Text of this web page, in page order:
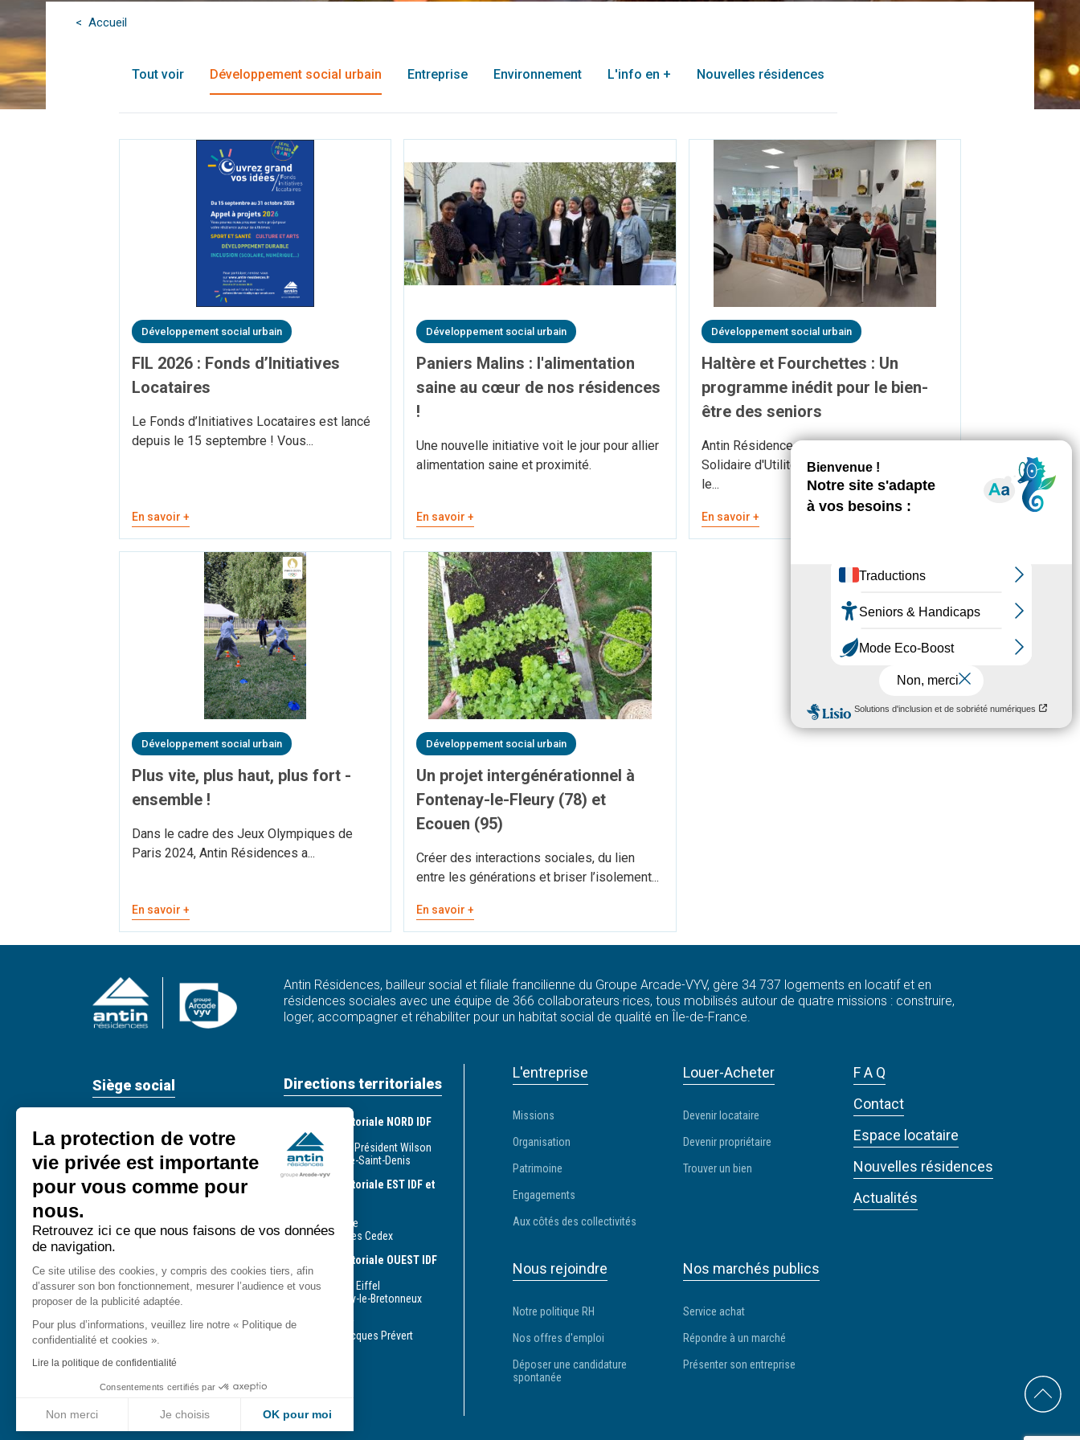
< Accueil
Tout voir Développement social urbain Entreprise Environnement L'info en + Nouvelles résidences
Développement social urbain
FIL 2026 : Fonds d’Initiatives
Locataires
Le Fonds d’Initiatives Locataires est lancé
depuis le 15 septembre ! Vous...
En savoir +
Développement social urbain
Paniers Malins : l'alimentation
saine au cœur de nos résidences
!
Une nouvelle initiative voit le jour pour allier
alimentation saine et proximité.
En savoir +
Développement social urbain
Haltère et Fourchettes : Un
programme inédit pour le bien-
être des seniors
Antin Résidences s’associe à l'Entreprise
Solidaire d'Utilité Sociale, Eté Indien, dans
le...
En savoir +
Développement social urbain
Plus vite, plus haut, plus fort -
ensemble !
Dans le cadre des Jeux Olympiques de
Paris 2024, Antin Résidences a...
En savoir +
Développement social urbain
Un projet intergénérationnel à
Fontenay-le-Fleury (78) et
Ecouen (95)
Créer des interactions sociales, du lien
entre les générations et briser l’isolement...
En savoir +
Antin Résidences, bailleur social et filiale francilienne du Groupe Arcade-VYV, gère 34 737 logements en locatif et en
résidences sociales avec une équipe de 366 collaborateurs·rices, tous mobilisés autour de quatre missions : construire,
loger, accompagner et réhabiliter pour un habitat social de qualité en Île-de-France.
Siège social
75439 Paris Cedex 09
Tél. : +33 (0) 1 49 95 37 37
E-mail : contact@antin-
residences.fr
Service client - Astreinte 7/7
- 24/24
0809 54 09 09
Service gratuit + prix appel
Suivez-nous
Directions territoriales
Direction territoriale NORD IDF
93 - 95 - 60
244, avenue du Président Wilson
93210 La Plaine-Saint-Denis
Direction territoriale EST IDF et
33, rue Defrance
94307 Vincennes Cedex
Direction territoriale OUEST IDF
78 - 91 - 92
14, rue Gustave Eiffel
78180 Montigny-le-Bretonneux
Agence d’Évry
411, square Jacques Prévert
L'entreprise
Missions
Organisation
Patrimoine
Engagements
Aux côtés des collectivités
Louer-Acheter
Devenir locataire
Devenir propriétaire
Trouver un bien
Nous rejoindre
Notre politique RH
Nos offres d'emploi
Déposer une candidature
spontanée
Nos marchés publics
Service achat
Répondre à un marché
Présenter son entreprise
F A Q
Contact
Espace locataire
Nouvelles résidences
Actualités
La protection de votre
vie privée est importante
pour vous comme pour
nous.
Retrouvez ici ce que nous faisons de vos données
de navigation.
Ce site utilise des cookies, y compris des cookies tiers, afin
d’assurer son bon fonctionnement, mesurer l’audience et vous
proposer de la publicité adaptée.
Pour plus d’informations, veuillez lire notre « Politique de
confidentialité et cookies ».
Lire la politique de confidentialité
Consentements certifiés par
Non merci Je choisis OK pour moi